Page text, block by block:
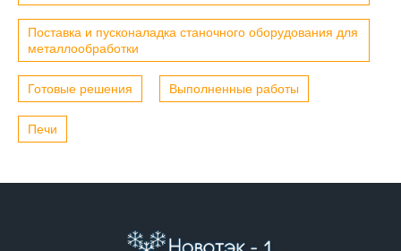
Поставка и пусконаладка станочного оборудования для
металлообработки
Готовые решения Выполненные работы
Печи